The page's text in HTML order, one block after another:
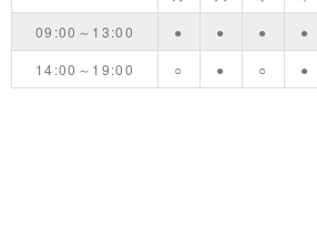
09:00～13:00
● ● ● ●
14:00～19:00
○ ● ○ ●